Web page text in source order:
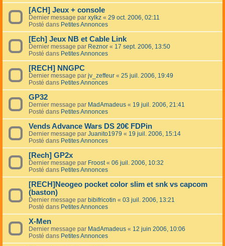
[ACH] Jeux + console
Dernier message par xylkz « 29 oct. 2006, 02:11
Posté dans Petites Annonces
[Ech] Jeux NB et Cable Link
Dernier message par Reznor « 17 sept. 2006, 13:50
Posté dans Petites Annonces
[RECH] NNGPC
Dernier message par jv_zeffeur « 25 juil. 2006, 19:49
Posté dans Petites Annonces
GP32
Dernier message par MadAmadeus « 19 juil. 2006, 21:41
Posté dans Petites Annonces
Vends Advance Wars DS 20€ FDPin
Dernier message par Juanito1979 « 19 juil. 2006, 15:14
Posté dans Petites Annonces
[Rech] GP2x
Dernier message par Froost« 06 juil. 2006, 10:32
Posté dans Petites Annonces
[RECH]Neogeo pocket color slim et snk vs capcom
(baston)
Dernier message par bibifricotin « 03 juil. 2006, 13:21
Posté dans Petites Annonces
X-Men
Dernier message par MadAmadeus « 12 juin 2006, 10:06
Posté dans Petites Annonces